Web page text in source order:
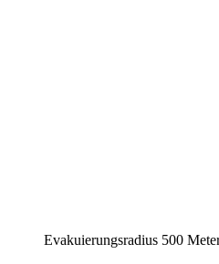
Evakuierungsradius 500